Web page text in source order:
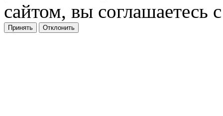
сайтом, вы соглашаетесь
Принять Отклонить